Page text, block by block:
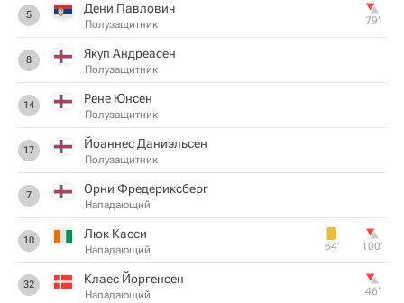
5 Дени Павлович
Полузащитник 79‎’‎
8 Якуп Андреасен
Полузащитник
14 Рене Юнсен
Полузащитник
17 Йоаннес Даниэльсен
Полузащитник
7 Орни Фредериксберг
Нападающий
10 Люк Касси
Нападающий 64‎’‎ 100‎’‎
32 Клаес Йоргенсен
Нападающий 46‎’‎